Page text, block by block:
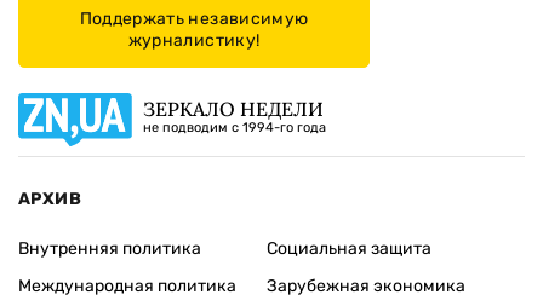
Поддержать независимую
журналистику!
ЗЕРКАЛО НЕДЕЛИ
не подводим с 1994-го года
АРХИВ
Внутренняя политика
Международная политика
Социальная защита
Зарубежная экономика